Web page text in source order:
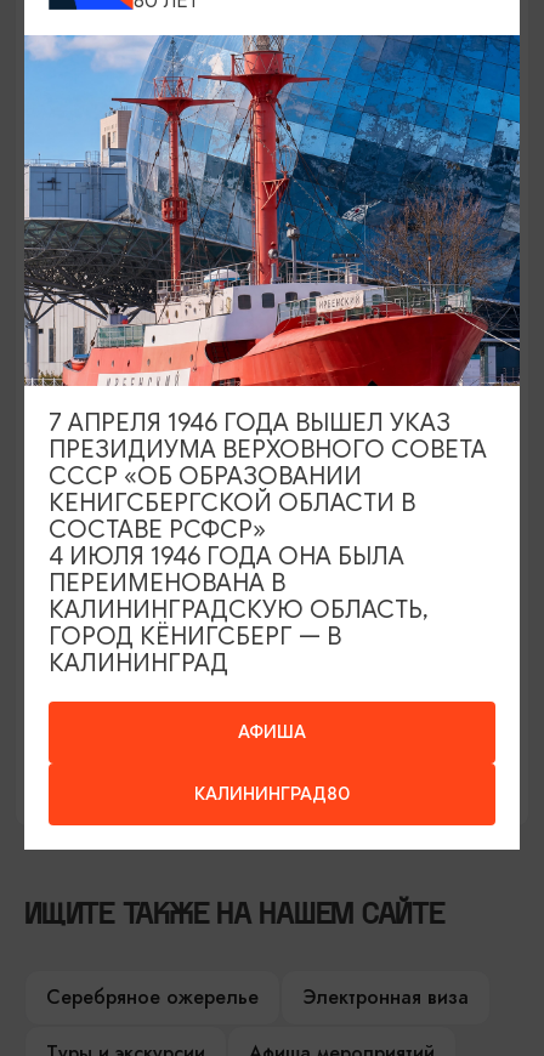
Пионерский курорт
Пионерский курорт
Зеленоградск
Зеленоградск
ИЩИТЕ ТАКЖЕ НА НАШЕМ САЙТЕ
Серебряное ожерелье
Электронная виза
АФИША
КАЛИНИНГРАД80
7 АПРЕЛЯ 1946 ГОДА ВЫШЕЛ УКАЗ
ПРЕЗИДИУМА ВЕРХОВНОГО СОВЕТА
СССР «ОБ ОБРАЗОВАНИИ
КЕНИГСБЕРГСКОЙ ОБЛАСТИ В
СОСТАВЕ РСФСР»
4 ИЮЛЯ 1946 ГОДА ОНА БЫЛА
ПЕРЕИМЕНОВАНА В
КАЛИНИНГРАДСКУЮ ОБЛАСТЬ,
ГОРОД КЁНИГСБЕРГ — В
КАЛИНИНГРАД